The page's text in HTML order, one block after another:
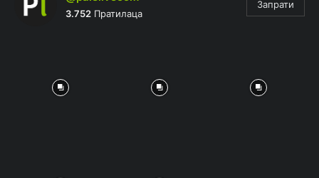
3.752 Пратилаца
Запрати